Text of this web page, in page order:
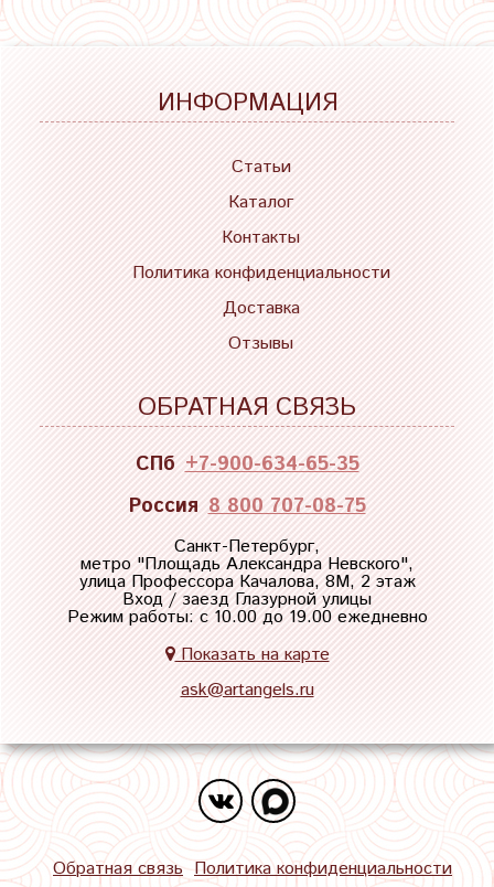
ИНФОРМАЦИЯ
Статьи
Каталог
Контакты
Политика конфиденциальности
Доставка
Отзывы
ОБРАТНАЯ СВЯЗЬ
СПб +7-900-634-65-35
Россия 8 800 707-08-75
Санкт-Петербург,
метро "Площадь Александра Невского",
улица Профессора Качалова, 8М, 2 этаж
Вход / заезд Глазурной улицы
Режим работы: с 10.00 до 19.00 ежедневно
Показать на карте
ask@artangels.ru
Обратная связь Политика конфиденциальности